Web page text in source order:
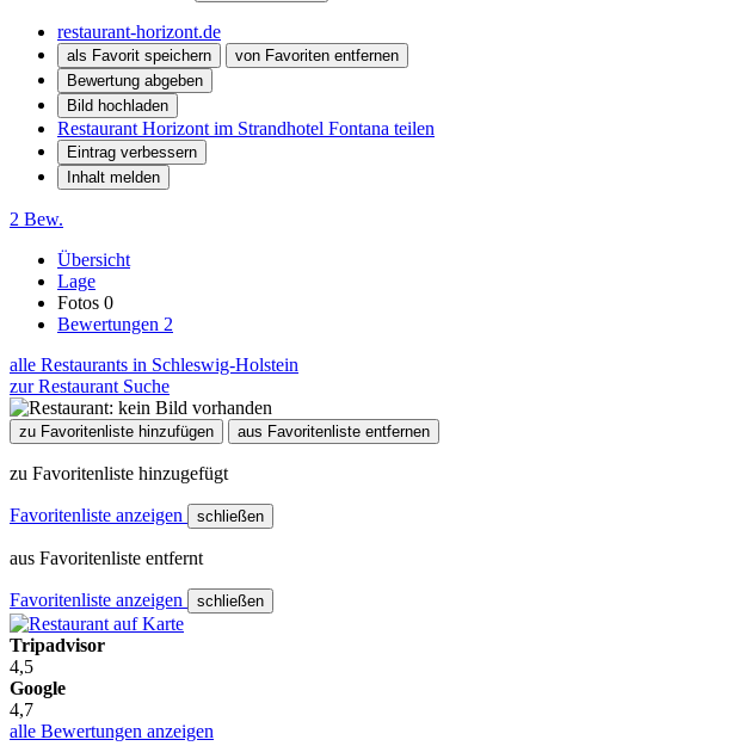
restaurant-horizont.de
als Favorit speichern
von Favoriten entfernen
Bewertung abgeben
Bild hochladen
Restaurant Horizont im Strandhotel Fontana teilen
Eintrag verbessern
Inhalt melden
2 Bew.
Übersicht
Lage
Fotos 0
Bewertungen 2
alle Restaurants in Schleswig-Holstein
zur Restaurant Suche
zu Favoritenliste hinzufügen aus Favoritenliste entfernen
zu Favoritenliste hinzugefügt
Favoritenliste anzeigen schließen
aus Favoritenliste entfernt
Favoritenliste anzeigen schließen
Tripadvisor
4,5
Google
4,7
alle Bewertungen anzeigen